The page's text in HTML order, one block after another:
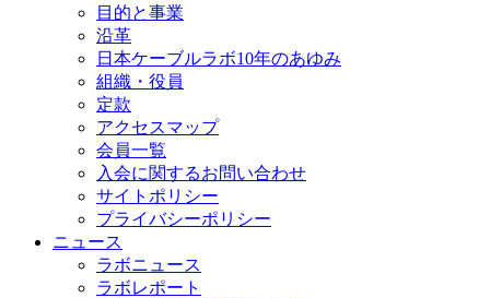
目的と事業
沿革
日本ケーブルラボ10年のあゆみ
組織・役員
定款
アクセスマップ
会員一覧
入会に関するお問い合わせ
サイトポリシー
プライバシーポリシー
ニュース
ラボニュース
ラボレポート